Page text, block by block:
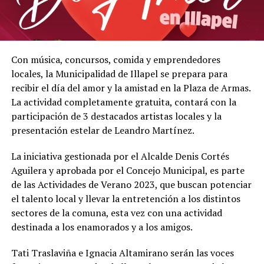
Con música, concursos, comida y emprendedores
locales, la Municipalidad de Illapel se prepara para
recibir el día del amor y la amistad en la Plaza de Armas.
La actividad completamente gratuita, contará con la
participación de 3 destacados artistas locales y la
presentación estelar de Leandro Martínez.
La iniciativa gestionada por el Alcalde Denis Cortés
Aguilera y aprobada por el Concejo Municipal, es parte
de las Actividades de Verano 2023, que buscan potenciar
el talento local y llevar la entretención a los distintos
sectores de la comuna, esta vez con una actividad
destinada a los enamorados y a los amigos.
Tati Traslaviña e Ignacia Altamirano serán las voces